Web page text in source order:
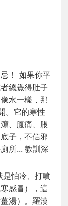
！ 如果你平
總覺得肚子
水一樣，那
。它的寒性
、腹痛、脹
子，不信邪
所... 教訓深
是怕冷、打噴
感冒），這
湯）。羅漢